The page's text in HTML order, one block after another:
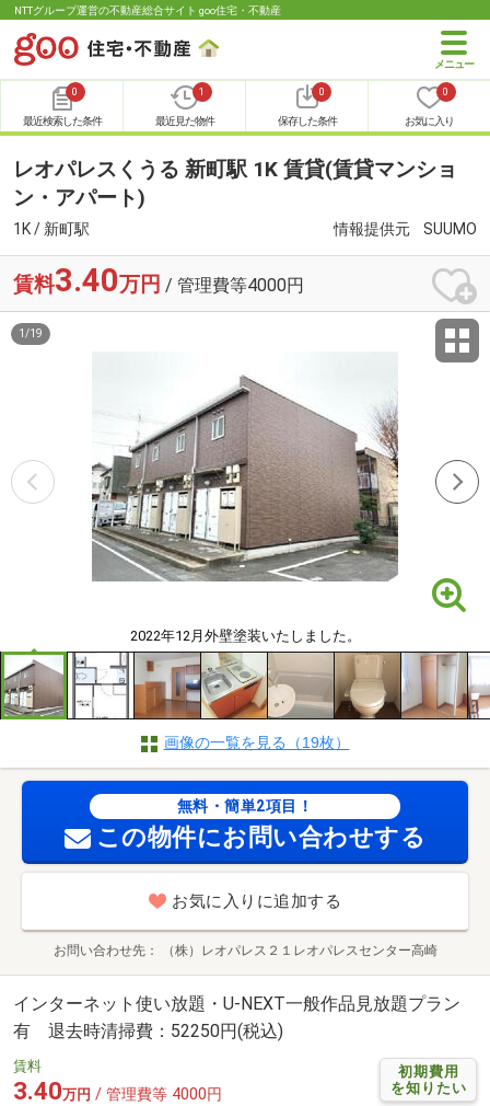
NTTグループ運営の不動産総合サイト goo住宅・不動産
0
最近検索した条件
1
最近見た物件
0
保存した条件
0
お気に入り
レオパレスくうる 新町駅 1K 賃貸(賃貸マンショ
ン・アパート)
1K / 新町駅 情報提供元 SUUMO
賃料3.40万円 / 管理費等4000円
2022年12月外壁塗装いたしました。
1 /19
画像の一覧を見る（19枚）
無料・簡単2項目！
この物件にお問い合わせする
お気に入りに追加する
お問い合わせ先 （株）レオパレス２１レオパレスセンター高崎
インターネット使い放題・U-NEXT一般作品見放題プラン
有 退去時清掃費：52250円(税込)
初期費用
を知りたい
賃料
3.40万円 / 管理費等 4000円